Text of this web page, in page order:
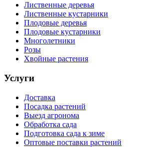
Лиственные деревья
Лиственные кустарники
Плодовые деревья
Плодовые кустарники
Многолетники
Розы
Хвойные растения
Услуги
Доставка
Посадка растений
Выезд агронома
Обработка сада
Подготовка сада к зиме
Оптовые поставки растений